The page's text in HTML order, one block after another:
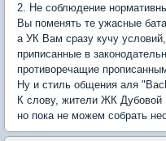
2. Не соблюдение
Вы поменять те ужасные
а УК Вам сразу кучу
приписанные в
противоречащие
Ну и стиль общения аля
К слову, жители ЖК
но пока не можем собрать